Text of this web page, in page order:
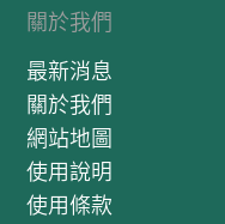
關於我們
最新消息
關於我們
網站地圖
使用說明
使用條款